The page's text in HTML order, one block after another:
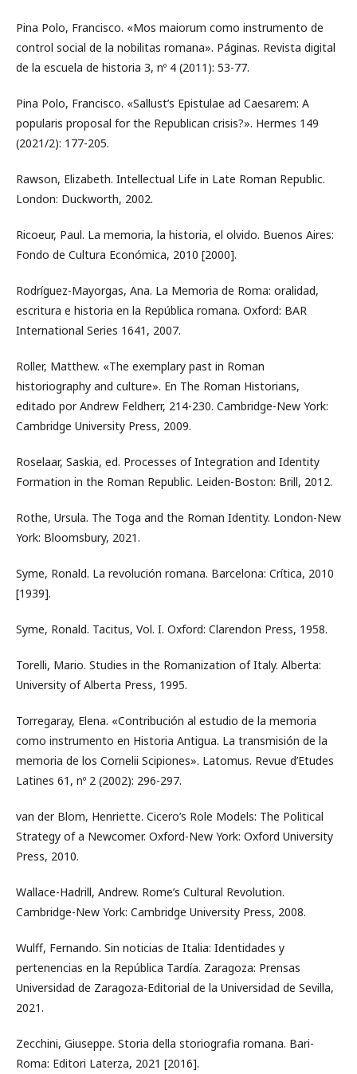
Pina Polo, Francisco. «Mos maiorum como instrumento de
control social de la nobilitas romana». Páginas. Revista digital
de la escuela de historia 3, nº 4 (2011): 53-77.
Pina Polo, Francisco. «Sallust’s Epistulae ad Caesarem: A
popularis proposal for the Republican crisis?». Hermes 149
(2021/2): 177-205.
Rawson, Elizabeth. Intellectual Life in Late Roman Republic.
London: Duckworth, 2002.
Ricoeur, Paul. La memoria, la historia, el olvido. Buenos Aires:
Fondo de Cultura Económica, 2010 [2000].
Rodríguez-Mayorgas, Ana. La Memoria de Roma: oralidad,
escritura e historia en la República romana. Oxford: BAR
International Series 1641, 2007.
Roller, Matthew. «The exemplary past in Roman
historiography and culture». En The Roman Historians,
editado por Andrew Feldherr, 214-230. Cambridge-New York:
Cambridge University Press, 2009.
Roselaar, Saskia, ed. Processes of Integration and Identity
Formation in the Roman Republic. Leiden-Boston: Brill, 2012.
Rothe, Ursula. The Toga and the Roman Identity. London-New
York: Bloomsbury, 2021.
Syme, Ronald. La revolución romana. Barcelona: Crítica, 2010
[1939].
Syme, Ronald. Tacitus, Vol. I. Oxford: Clarendon Press, 1958.
Torelli, Mario. Studies in the Romanization of Italy. Alberta:
University of Alberta Press, 1995.
Torregaray, Elena. «Contribución al estudio de la memoria
como instrumento en Historia Antigua. La transmisión de la
memoria de los Cornelii Scipiones». Latomus. Revue d’Etudes
Latines 61, nº 2 (2002): 296-297.
van der Blom, Henriette. Cicero’s Role Models: The Political
Strategy of a Newcomer. Oxford-New York: Oxford University
Press, 2010.
Wallace-Hadrill, Andrew. Rome’s Cultural Revolution.
Cambridge-New York: Cambridge University Press, 2008.
Wulff, Fernando. Sin noticias de Italia: Identidades y
pertenencias en la República Tardía. Zaragoza: Prensas
Universidad de Zaragoza-Editorial de la Universidad de Sevilla,
2021.
Zecchini, Giuseppe. Storia della storiografia romana. Bari-
Roma: Editori Laterza, 2021 [2016].